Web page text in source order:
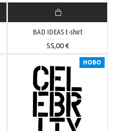
BAD IDEAS t-shirt
55,00 €
НОВО